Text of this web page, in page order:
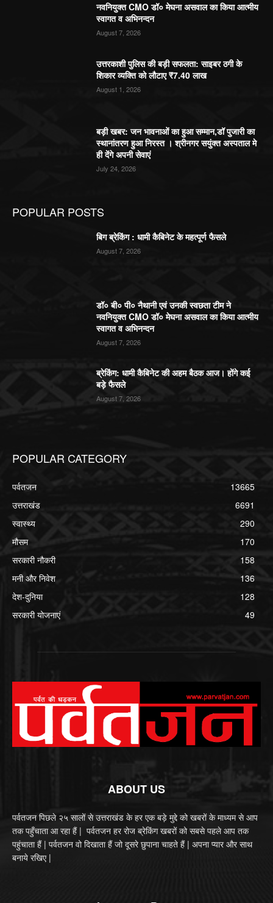
नवनियुक्त CMO डॉ० मेघना असवाल का किया आत्मीय
स्वागत व अभिनन्दन
August 7, 2026
उत्तरकाशी पुलिस की बड़ी सफलता: साइबर ठगी के
शिकार व्यक्ति को लौटाए ₹7.40 लाख
August 1, 2026
बड़ी खबर: जन भावनाओं का हुआ सम्मान,डॉ पुजारी का
स्थानांतरण हुआ निरस्त । श्रीनगर सयुंक्त अस्पताल मे
ही देंगे अपनी सेवाएं
July 24, 2026
POPULAR POSTS
बिग ब्रेकिंग : धामी कैबिनेट के महत्पूर्ण फैसले
August 7, 2026
डॉ० बी० पी० नैथानी एवं उनकी स्वछता टीम ने
नवनियुक्त CMO डॉ० मेघना असवाल का किया आत्मीय
स्वागत व अभिनन्दन
August 7, 2026
ब्रेकिंग: धामी कैबिनेट की अहम बैठक आज। होंगे कई
बड़े फैसले
August 7, 2026
POPULAR CATEGORY
पर्वतजन
13665
उत्तराखंड
6691
स्वास्थ्य
290
मौसम
170
सरकारी नौकरी
158
मनी और निवेश
136
देश-दुनिया
128
सरकारी योजनाएं
49
ABOUT US
पर्वतजन पिछले २५ सालों से उत्तराखंड के हर एक बड़े मुद्दे को खबरों के माध्यम से आप
तक पहुँचाता आ रहा हैं | पर्वतजन हर रोज ब्रेकिंग खबरों को सबसे पहले आप तक
पहुंचाता हैं | पर्वतजन वो दिखाता हैं जो दूसरे छुपाना चाहते हैं | अपना प्यार और साथ
बनाये रखिए |